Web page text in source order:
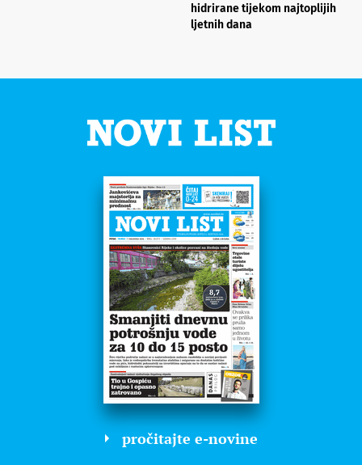
hidrirane tijekom najtoplijih
ljetnih dana
pročitajte e-novine